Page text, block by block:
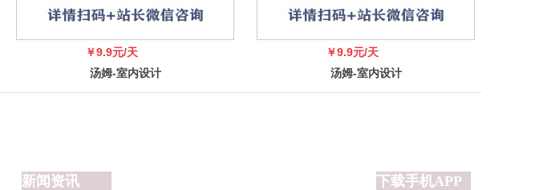
2025-01-19
2024-12-31
￥9.9元/天
￥99
汤姆-室内设计
￥9.9元/天
￥99
汤姆-室内设计
新闻资讯 下载手机APP